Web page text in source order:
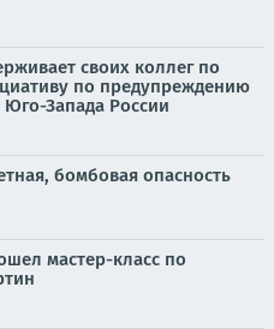
своих коллег по
по предупреждению
Запада России
бомбовая опасность
мастер-класс по